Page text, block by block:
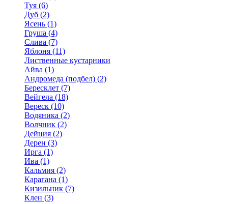
Туя (6)
Дуб (2)
Ясень (1)
Груша (4)
Слива (7)
Яблоня (11)
Лиственные кустарники
Айва (1)
Андромеда (подбел) (2)
Бересклет (7)
Вейгела (18)
Вереск (10)
Водяника (2)
Волчник (2)
Дейция (2)
Дерен (3)
Ирга (1)
Ива (1)
Кальмия (2)
Карагана (1)
Кизильник (7)
Клен (3)